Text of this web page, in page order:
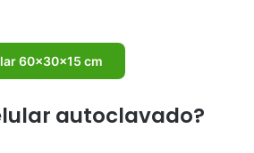
60x30x15 cm
autoclavado?